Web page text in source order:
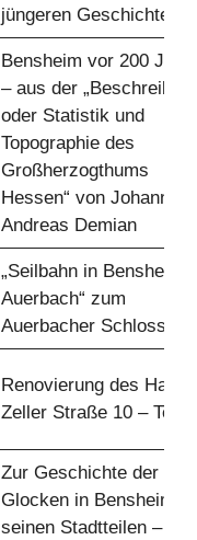
jüngeren Geschichte
Bensheim vor 200
– aus der
oder Statistik und
Topographie des
Großherzogthums
Hessen“ von Johann
Andreas Demian
„Seilbahn in Bensheim-
Auerbach“ zum
Auerbacher Schloss
Renovierung des
Zeller Straße 10 – Teil 1
Zur Geschichte der
Glocken in Bensheim
seinen Stadtteilen –